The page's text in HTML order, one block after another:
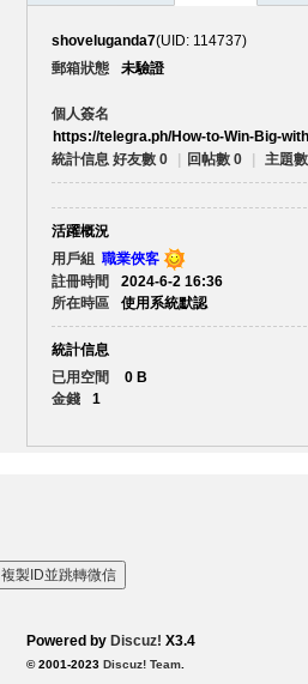
shoveluganda7(UID: 114737)
郵箱狀態
未驗證
個人簽名
https://telegra.ph/How-to-Win-Big-
統計信息 好友數 0 回帖數 0 主題
活躍概況
用戶組 職業俠客
註冊時間
2024-6-2 16:36
所在時區
使用系統默認
統計信息
已用空間
0 B
金錢
1
複製ID並跳轉微信
Powered by Discuz! X3.4
© 2001-2023 Discuz! Team.